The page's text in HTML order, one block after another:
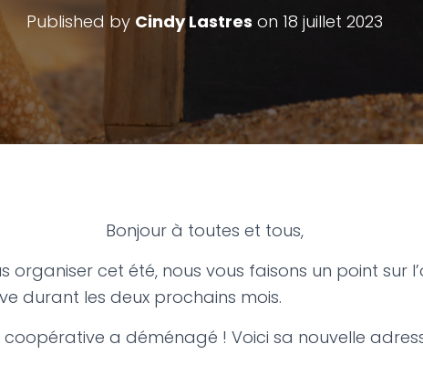
Published by Cindy Lastres on 18 juillet 2023
Bonjour à toutes et tous,
organiser cet été, nous vous faisons un point sur
durant les deux prochains mois.
coopérative a déménagé ! Voici sa nouvelle